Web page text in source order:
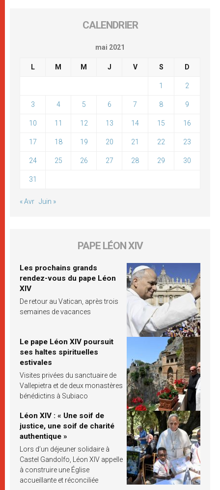
CALENDRIER
mai 2021
L M M J V S D
1 2
3 4 5 6 7 8 9
10 11 12 13 14 15 16
17 18 19 20 21 22 23
24 25 26 27 28 29 30
31
« Avr Juin »
PAPE LÉON XIV
Les prochains grands
rendez-vous du pape Léon
XIV
De retour au Vatican, après trois
semaines de vacances
Le pape Léon XIV poursuit
ses haltes spirituelles
estivales
Visites privées du sanctuaire de
Vallepietra et de deux monastères
bénédictins à Subiaco
Léon XIV : « Une soif de
justice, une soif de charité
authentique »
Lors d’un déjeuner solidaire à
Castel Gandolfo, Léon XIV appelle
à construire une Église
accueillante et réconciliée